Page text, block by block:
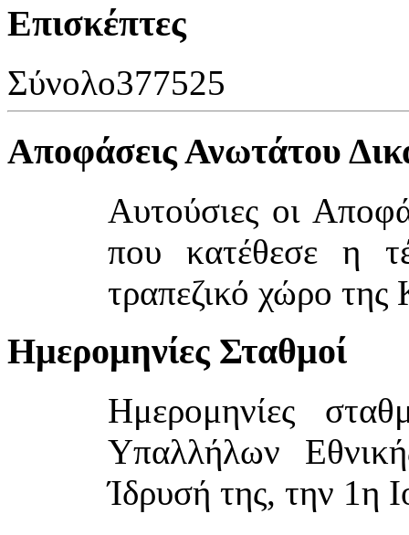
Επισκέπτες
Σύνολο377525
Αποφάσεις Ανωτάτου
Αυτούσιες οι
που κατέθεσε η
τραπεζικό χώρο
Ημερομηνίες Σταθμοί
Ημερομηνίες
Υπαλλήλων
Ίδρυσή της, την 1η